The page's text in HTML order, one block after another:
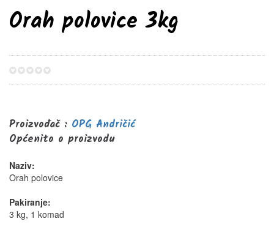
Orah polovice 3kg
Proizvođač : OPG Andričić
Općenito o proizvodu
Naziv:
Orah polovice
Pakiranje:
3 kg, 1 komad